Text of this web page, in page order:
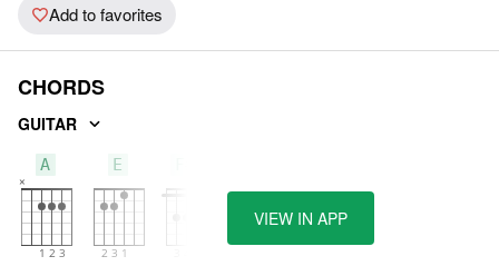
Add to favorites
CHORDS
GUITAR
A E
VIEW IN APP